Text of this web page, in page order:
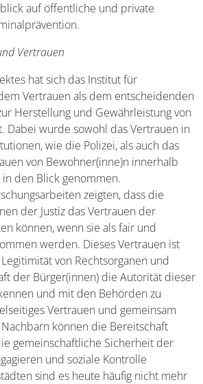
auf öffentliche und private
Vertrauen
hat sich das Institut für
Vertrauen als dem entscheidenden
Herstellung und Gewährleistung von
Dabei wurde sowohl das Vertrauen in
wie die Polizei, als auch das
von Bewohner(inne)n innerhalb
den Blick genommen.
zeigten, dass die
der Justiz das Vertrauen der
können, wenn sie als fair und
werden. Dieses Vertrauen ist
von Rechtsorganen und
der Bürger(innen) die Autorität dieser
und mit den Behörden zu
Vertrauen und gemeinsam
können die Bereitschaft
gemeinschaftliche Sicherheit der
und soziale Kontrolle
sind es heute häufig nicht mehr